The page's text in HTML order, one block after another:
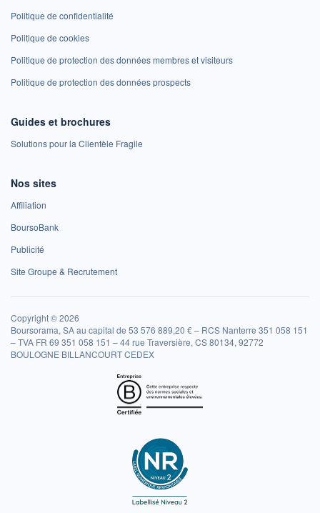
Politique de confidentialité
Politique de cookies
Politique de protection des données membres et visiteurs
Politique de protection des données prospects
Guides et brochures
Solutions pour la Clientèle Fragile
Nos sites
Affiliation
BoursoBank
Publicité
Site Groupe & Recrutement
Copyright © 2026
Boursorama, SA au capital de 53 576 889,20 € – RCS Nanterre 351 058 151
– TVA FR 69 351 058 151 – 44 rue Traversière, CS 80134, 92772
BOULOGNE BILLANCOURT CEDEX